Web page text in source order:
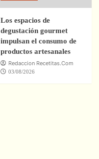
Los espacios de
degustación gourmet
impulsan el consumo de
productos artesanales
Redaccion Recetitas.Com
03/08/2026